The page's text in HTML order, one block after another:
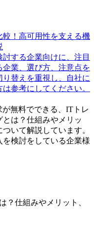
較！高可用性を支える機
する企業向けに、注目
業、選び方、注意点を
替えを重視し、自社に
参考にしてください。
無料でできる、ITトレ
は？仕組みやメリッ
いて解説しています。
を検討をしている企業様
？仕組みやメリット、